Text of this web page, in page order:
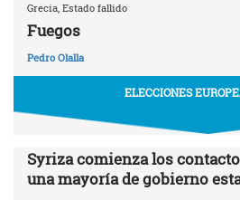
Grecia, Estado fallido
Fuegos
Pedro Olalla
ELECCIONES
Syriza comienza los
una mayoría de gobierno